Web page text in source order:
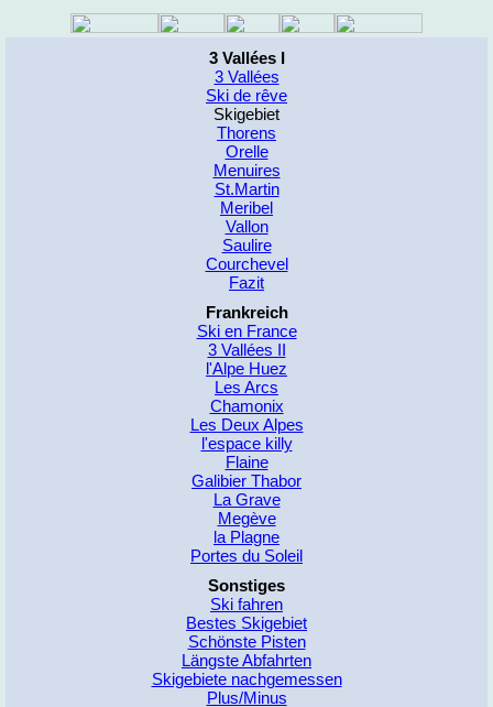
3 Vallées I
3 Vallées
Ski de rêve
Skigebiet
Thorens
Orelle
Menuires
St.Martin
Meribel
Vallon
Saulire
Courchevel
Fazit
Frankreich
Ski en France
3 Vallées II
l'Alpe Huez
Les Arcs
Chamonix
Les Deux Alpes
l'espace killy
Flaine
Galibier Thabor
La Grave
Megève
la Plagne
Portes du Soleil
Sonstiges
Ski fahren
Bestes Skigebiet
Schönste Pisten
Längste Abfahrten
Skigebiete nachgemessen
Plus/Minus